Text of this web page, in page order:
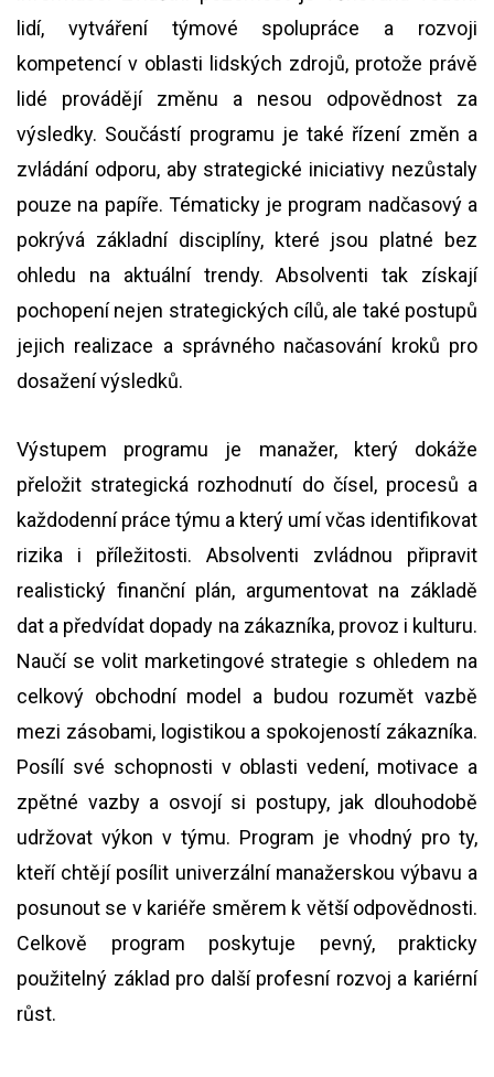
lidí, vytváření týmové spolupráce a rozvoji
kompetencí v oblasti lidských zdrojů, protože právě
lidé provádějí změnu a nesou odpovědnost za
výsledky. Součástí programu je také řízení změn a
zvládání odporu, aby strategické iniciativy nezůstaly
pouze na papíře. Tématicky je program nadčasový a
pokrývá základní disciplíny, které jsou platné bez
ohledu na aktuální trendy. Absolventi tak získají
pochopení nejen strategických cílů, ale také postupů
jejich realizace a správného načasování kroků pro
dosažení výsledků.
Výstupem programu je manažer, který dokáže
přeložit strategická rozhodnutí do čísel, procesů a
každodenní práce týmu a který umí včas identifikovat
rizika i příležitosti. Absolventi zvládnou připravit
realistický finanční plán, argumentovat na základě
dat a předvídat dopady na zákazníka, provoz i kulturu.
Naučí se volit marketingové strategie s ohledem na
celkový obchodní model a budou rozumět vazbě
mezi zásobami, logistikou a spokojeností zákazníka.
Posílí své schopnosti v oblasti vedení, motivace a
zpětné vazby a osvojí si postupy, jak dlouhodobě
udržovat výkon v týmu. Program je vhodný pro ty,
kteří chtějí posílit univerzální manažerskou výbavu a
posunout se v kariéře směrem k větší odpovědnosti.
Celkově program poskytuje pevný, prakticky
použitelný základ pro další profesní rozvoj a kariérní
růst.